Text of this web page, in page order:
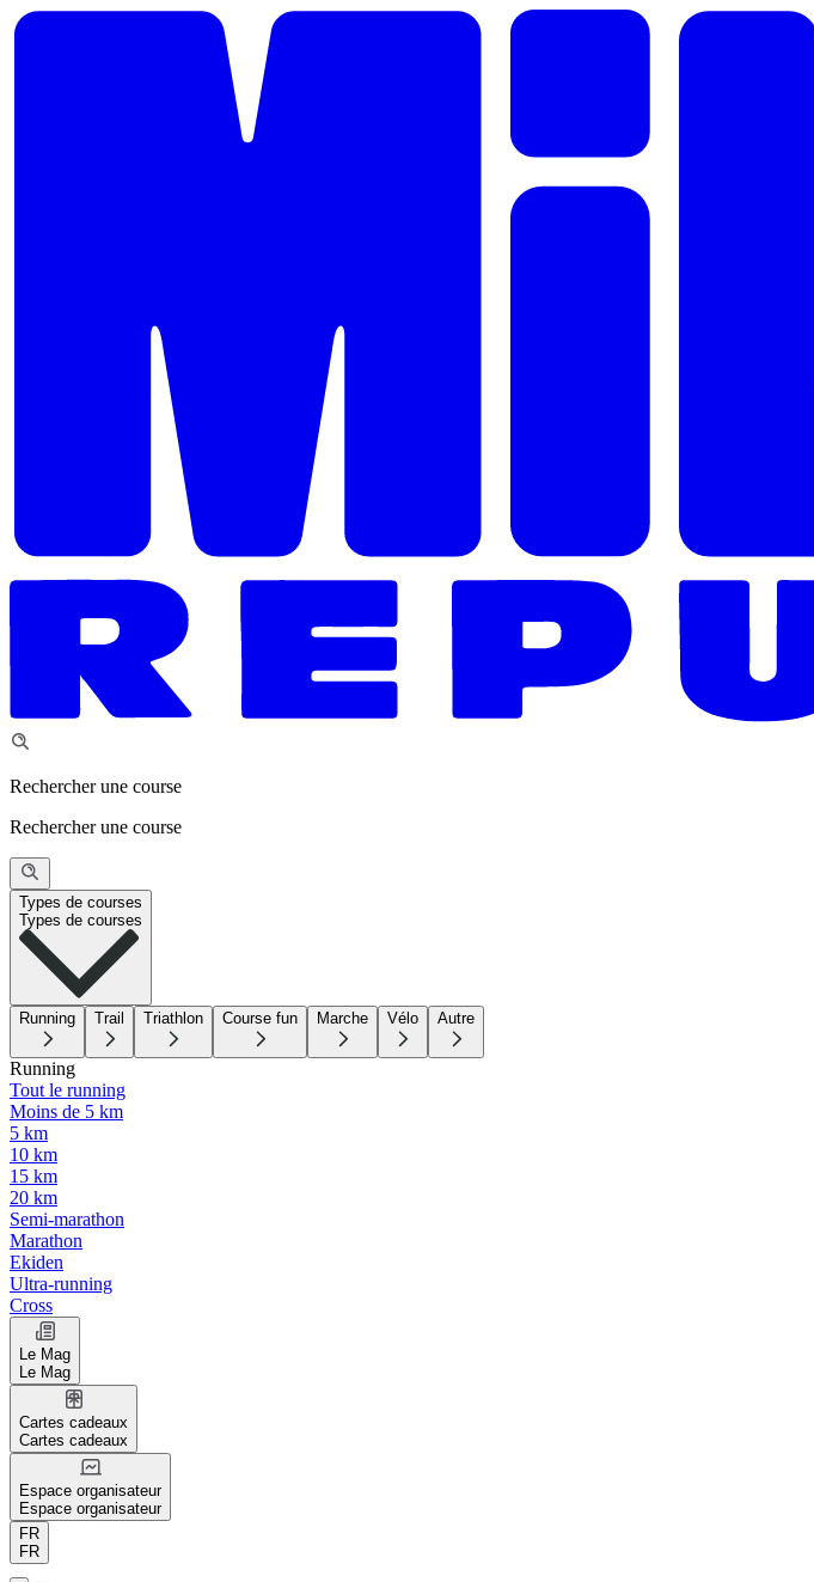
Rechercher une course
Rechercher une course
Types de courses
Types de courses
Running Trail Triathlon Course fun Marche Vélo Autre
Running
Tout le running
Moins de 5 km
5 km
10 km
15 km
20 km
Semi-marathon
Marathon
Ekiden
Ultra-running
Cross
Le Mag
Le Mag
Cartes cadeaux
Cartes cadeaux
Espace organisateur
Espace organisateur
FR
FR